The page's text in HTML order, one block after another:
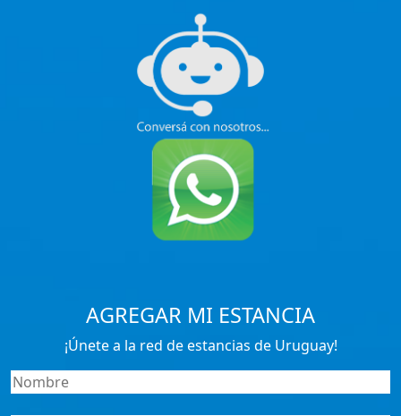
AGREGAR MI ESTANCIA
¡Únete a la red de estancias de Uruguay!